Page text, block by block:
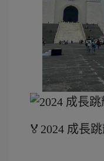
🏅2024 成長